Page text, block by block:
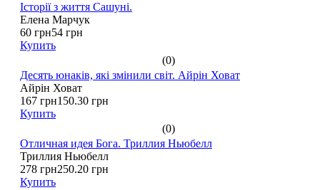
Історії з життя Сашуні.
Елена Марчук
60 грн54 грн
Купить
(0)
Десять юнаків, які змінили світ. Айрін Ховат
Айрін Ховат
167 грн150.30 грн
Купить
(0)
Отличная идея Бога. Триллия Ньюбелл
Триллия Ньюбелл
278 грн250.20 грн
Купить